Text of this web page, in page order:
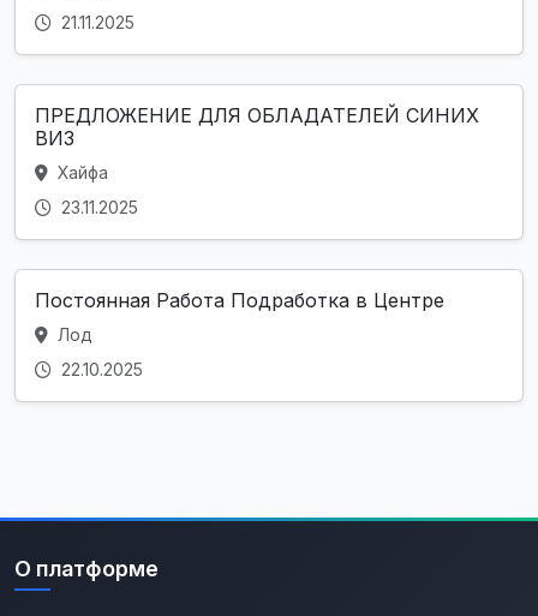
21.11.2025
ПРЕДЛОЖЕНИЕ ДЛЯ ОБЛАДАТЕЛЕЙ СИНИХ
ВИЗ
Хайфа
23.11.2025
Постоянная Работа Подработка в Центре
Лод
22.10.2025
О платформе